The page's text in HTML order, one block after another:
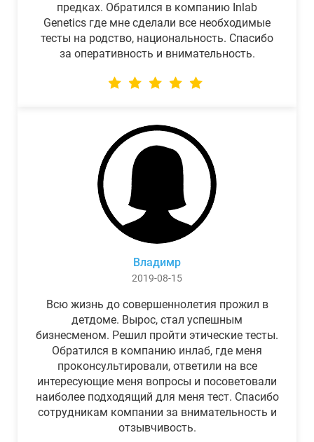
предках. Обратился в компанию Inlab
Genetics где мне сделали все необходимые
тесты на родство, национальность. Спасибо
за оперативность и внимательность.
Владимр
2019-08-15
Всю жизнь до совершеннолетия прожил в
детдоме. Вырос, стал успешным
бизнесменом. Решил пройти этические тесты.
Обратился в компанию инлаб, где меня
проконсультировали, ответили на все
интересующие меня вопросы и посоветовали
наиболее подходящий для меня тест. Спасибо
сотрудникам компании за внимательность и
отзывчивость.